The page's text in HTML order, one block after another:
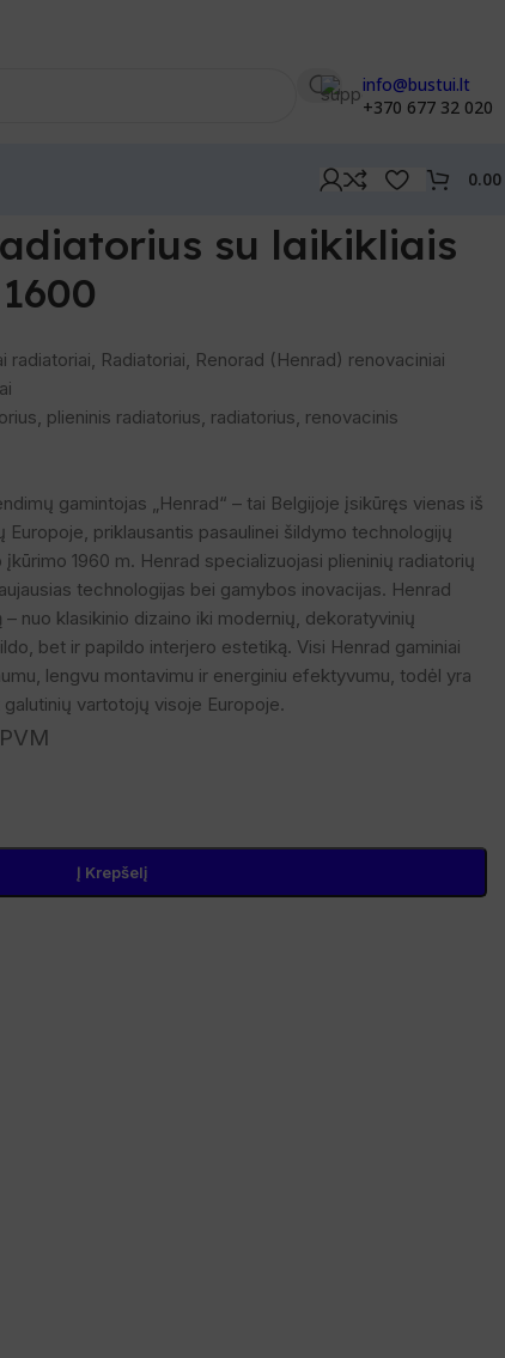
info@bustui.lt
+370 677 32 020
0.00
su laikikliais
radiatoriai Radiatoriai Renorad (Henrad) renovaciniai
plieninis radiatorius radiatorius renovacinis
gamintojas „Henrad“ – tai Belgijoje įsikūręs vienas iš
Europoje, priklausantis pasaulinei šildymo technologijų
įkūrimo 1960 m. Henrad specializuojasi plieninių radiatorių
technologijas bei gamybos inovacijas. Henrad
nuo klasikinio dizaino iki modernių, dekoratyvinių
bet ir papildo interjero estetiką. Visi Henrad gaminiai
lengvu montavimu ir energiniu efektyvumu, todėl yra
vartotojų visoje Europoje.
Į Krepšelį